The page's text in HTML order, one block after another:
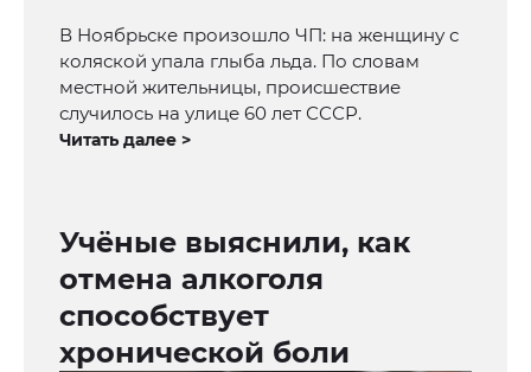
В Ноябрьске произошло ЧП: на женщину с
коляской упала глыба льда. По словам
местной жительницы, происшествие
случилось на улице 60 лет СССР.
Читать далее >
Учёные выяснили, как
отмена алкоголя
способствует
хронической боли